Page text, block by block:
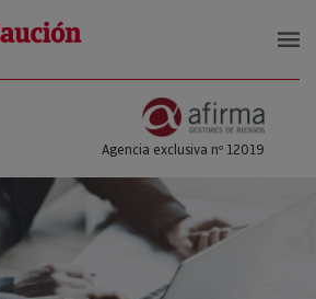
de Riesgos
Agencia exclusiva nº 12019